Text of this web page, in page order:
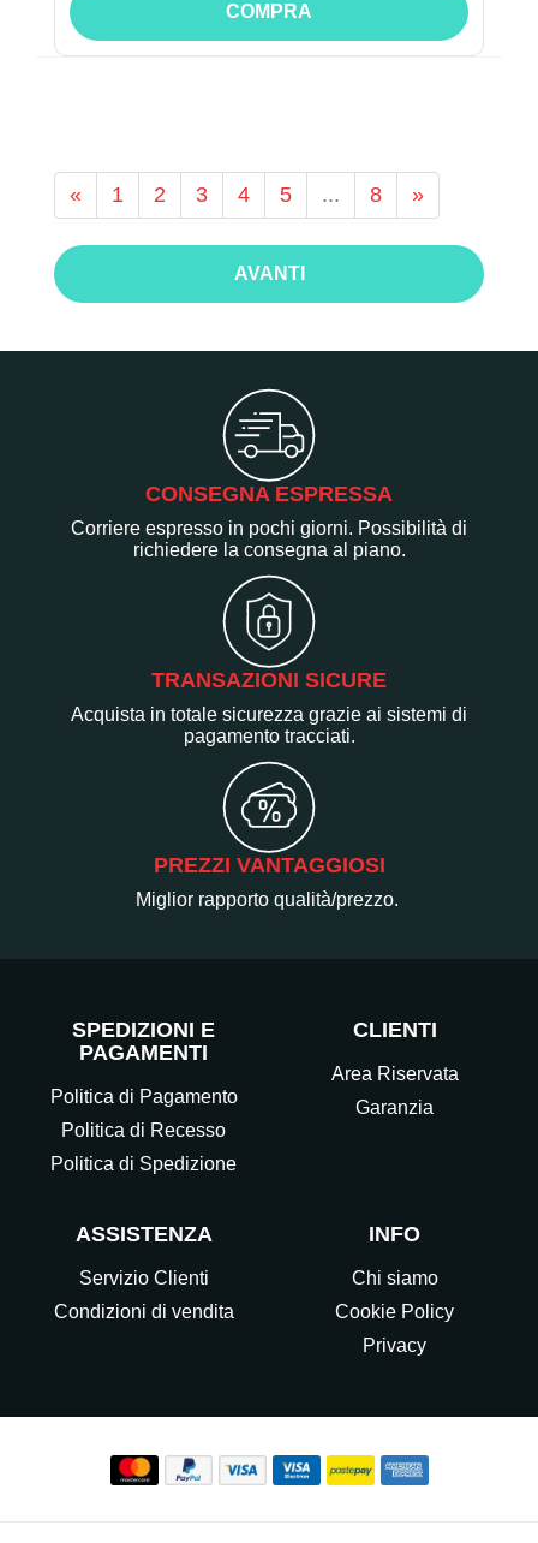
COMPRA
« 1 2 3 4 5 ... 8 »
AVANTI
CONSEGNA ESPRESSA
Corriere espresso in pochi giorni. Possibilità di
richiedere la consegna al piano.
TRANSAZIONI SICURE
Acquista in totale sicurezza grazie ai sistemi di
pagamento tracciati.
PREZZI VANTAGGIOSI
Miglior rapporto qualità/prezzo.
SPEDIZIONI E
PAGAMENTI
Politica di Pagamento
Politica di Recesso
Politica di Spedizione
CLIENTI
Area Riservata
Garanzia
ASSISTENZA
Servizio Clienti
Condizioni di vendita
INFO
Chi siamo
Cookie Policy
Privacy